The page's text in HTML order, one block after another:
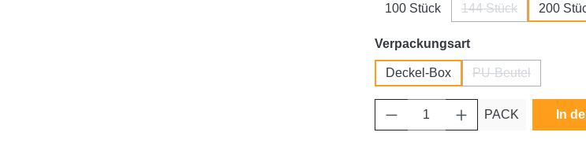
100 Stück 144 Stück 200
Verpackungsartauswählen
Deckel-Box PU-Beutel
PACK In